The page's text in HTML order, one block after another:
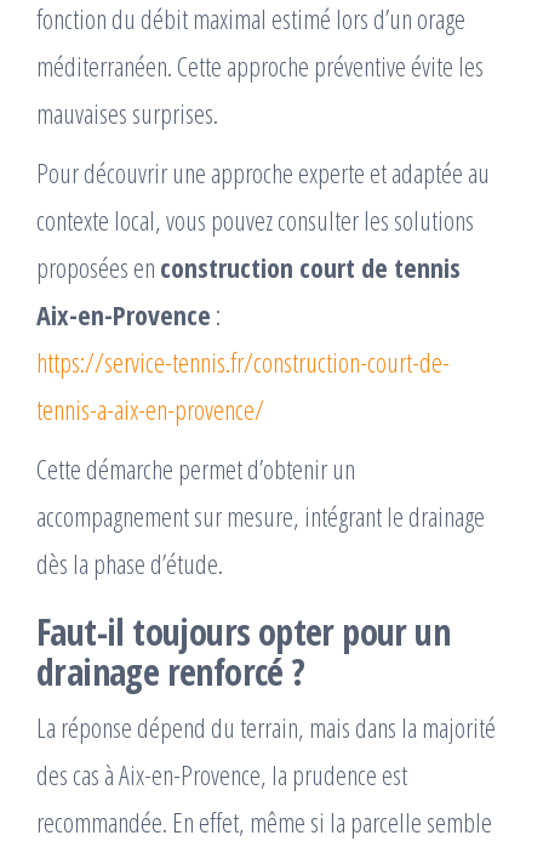
fonction du débit maximal estimé lors d’un orage
méditerranéen. Cette approche préventive évite les
mauvaises surprises.
Pour découvrir une approche experte et adaptée au
contexte local, vous pouvez consulter les solutions
proposées en construction court de tennis
Aix-en-Provence :
https://service-tennis.fr/construction-court-de-
tennis-a-aix-en-provence/
Cette démarche permet d’obtenir un
accompagnement sur mesure, intégrant le drainage
dès la phase d’étude.
Faut-il toujours opter pour un
drainage renforcé ?
La réponse dépend du terrain, mais dans la majorité
des cas à Aix-en-Provence, la prudence est
recommandée. En effet, même si la parcelle semble